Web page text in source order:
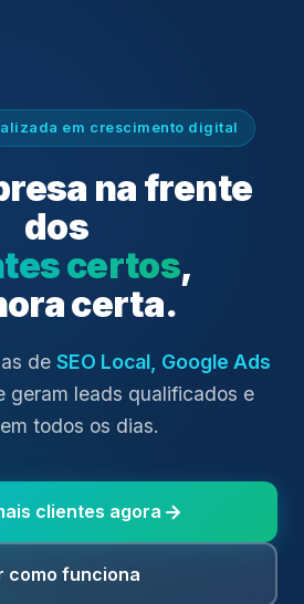
em crescimento digital
na frente
dos
certos,
certa.
de SEO Local, Google Ads
geram leads qualificados e
todos os dias.
clientes agora
como funciona